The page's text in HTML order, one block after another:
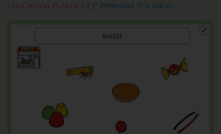
EDUCACIÓN PLÁSTICA 2º PRIMARIA (7-8 AÑOS)